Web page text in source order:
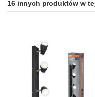
16 innych produktów w